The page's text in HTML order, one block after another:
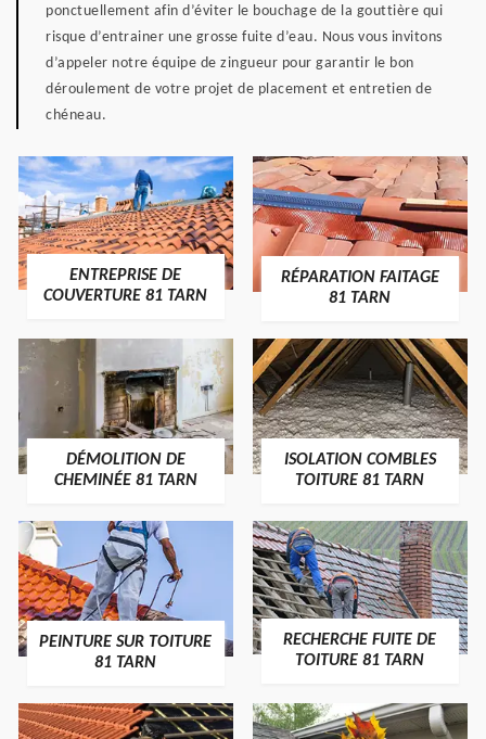
ponctuellement afin d’éviter le bouchage de la gouttière qui
risque d’entrainer une grosse fuite d’eau. Nous vous invitons
d’appeler notre équipe de zingueur pour garantir le bon
déroulement de votre projet de placement et entretien de
chéneau.
ENTREPRISE DE
COUVERTURE 81 TARN
RÉPARATION FAITAGE
81 TARN
DÉMOLITION DE
CHEMINÉE 81 TARN
ISOLATION COMBLES
TOITURE 81 TARN
PEINTURE SUR TOITURE
81 TARN
RECHERCHE FUITE DE
TOITURE 81 TARN